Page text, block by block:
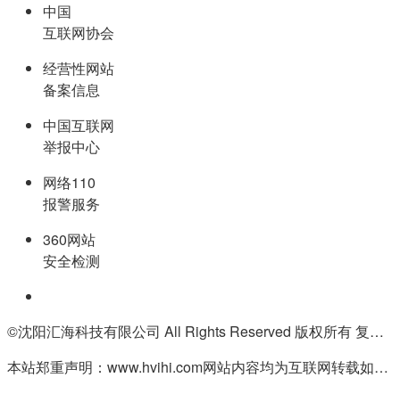
中国
互联网协会
经营性网站
备案信息
中国互联网
举报中心
网络110
报警服务
360网站
安全检测
©沈阳汇海科技有限公司 All Rights Reserved 版权所有 复制必究
本站郑重声明：www.hvihi.com网站内容均为互联网转载如有侵权请联系QQ:55506560删除